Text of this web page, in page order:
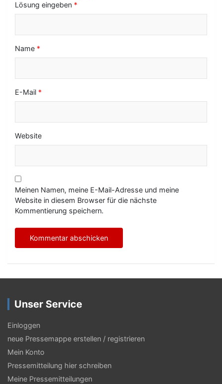
o
n
Lösung eingeben *
Name *
E-Mail *
Website
Meinen Namen, meine E-Mail-Adresse und meine
Website in diesem Browser für die nächste
Kommentierung speichern.
Unser Service
Einloggen
neue Pressemappe erstellen / registrieren
Mein Konto
Pressemitteilung hier schreiben
Meine Pressemitteilungen